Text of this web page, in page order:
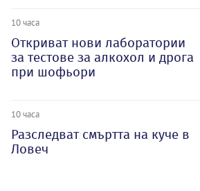
10 часа
Откриват нови лаборатории
за тестове за алкохол и дрога
при шофьори
10 часа
Разследват смъртта на куче в
Ловеч